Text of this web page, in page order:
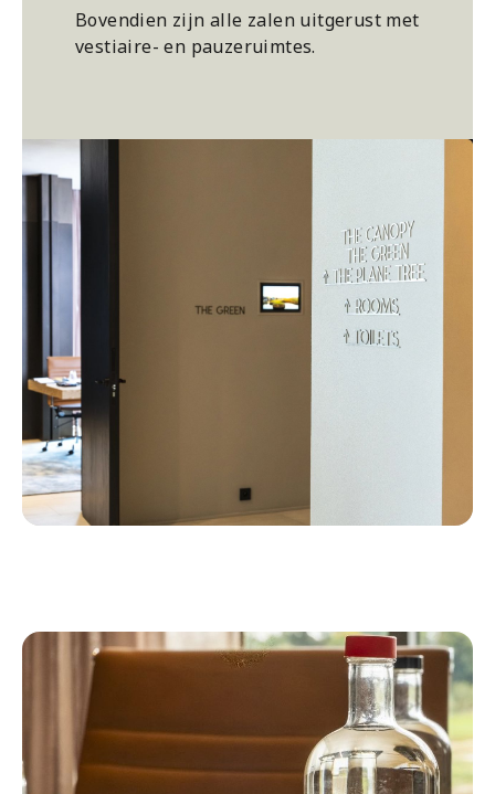
Bovendien zijn alle zalen uitgerust met
vestiaire- en pauzeruimtes.